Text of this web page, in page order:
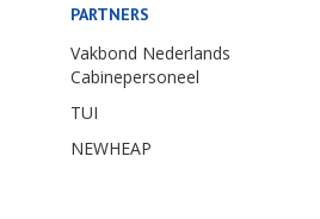
PARTNERS
Vakbond Nederlands
Cabinepersoneel
TUI
NEWHEAP